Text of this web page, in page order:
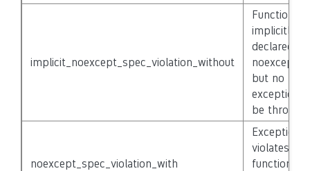
implicit_noexcept_spec_violation_without
Function
implicitly
declared
but no
exceptions
be thrown.
noexcept_spec_violation_with
Exception
violates
function’s